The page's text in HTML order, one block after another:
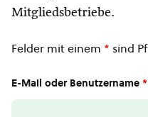
Mitgliedsbetriebe.
Felder mit einem * sind
E-Mail oder Benutzername *